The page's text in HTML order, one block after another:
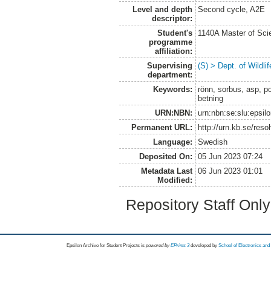
Level and depth
descriptor:
Second cycle, A2E
Student's
programme
affiliation:
1140A Master of
Supervising
department:
(S) > Dept. of
Keywords:
rönn, sorbus, asp,
betning
URN:NBN:
Permanent URL:
http://urn.kb.se/
Language:
Swedish
Deposited On:
05 Jun 2023 07:24
Metadata Last
Modified:
06 Jun 2023 01:01
Repository Staff
Epsilon Archive for Student Projects is powored byEPrints 3 developed by School of Electronics